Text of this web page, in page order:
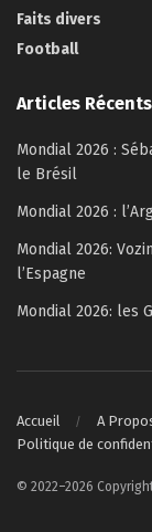
Faits divers
Football
Articles Récents
Mondial 2026 :
le Brésil
Mondial 2026 :
Mondial 2026:
l’Espagne
Mondial 2026: les
Accueil A
Politique de
© 2022–2026